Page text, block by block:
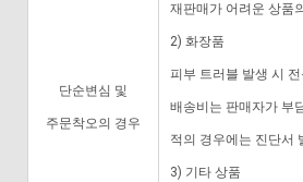
단순변심 및
주문착오의 경우
재판매가 어려운 상품
2) 화장품
피부 트러블 발생 시
배송비는 판매자가 부
적의 경우에는 진단서
3) 기타 상품